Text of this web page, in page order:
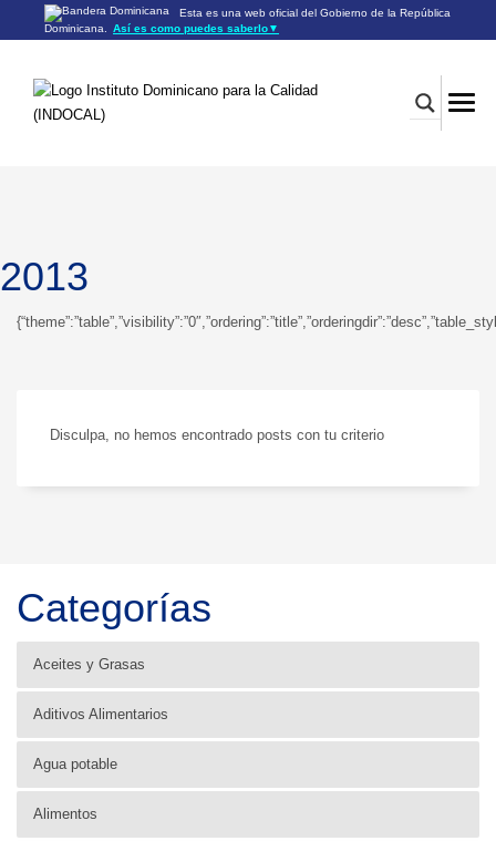
Esta es una web oficial del Gobierno de la República
Dominicana.
Así es como puedes saberlo▼
Los sitios web oficiales utilizan .gob.do o .gov.do
Los sitios web oficiales .gob.do o .gov.do seguros utilizan
HTTPS
2013
Disculpa, no hemos encontrado posts con tu criterio
Categorías
Aceites y Grasas
Aditivos Alimentarios
Agua potable
Alimentos